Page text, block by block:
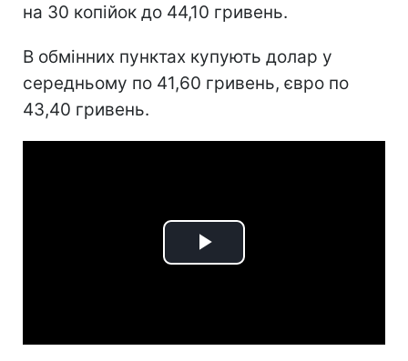
на 30 копійок до 44,10 гривень.
В обмінних пунктах купують долар у
середньому по 41,60 гривень, євро по
43,40 гривень.
Play